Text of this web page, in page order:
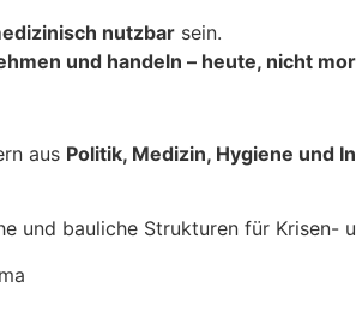
nutzbar sein.
und handeln – heute, nicht
aus Politik, Medizin, Hygiene und
und bauliche Strukturen für Krisen-